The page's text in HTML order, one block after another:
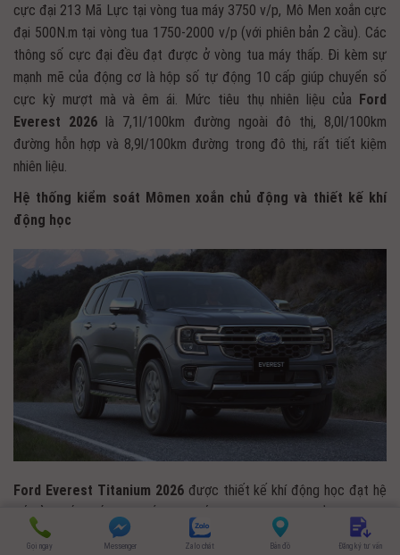
cực đại 213 Mã Lực tại vòng tua máy 3750 v/p, Mô Men xoắn cực
đại 500N.m tại vòng tua 1750-2000 v/p (với phiên bản 2 cầu). Các
thông số cực đại đều đạt được ở vòng tua máy thấp. Đi kèm sự
mạnh mẽ của động cơ là hộp số tự động 10 cấp giúp chuyển số
cực kỳ mượt mà và êm ái. Mức tiêu thụ nhiên liệu của Ford
Everest 2026 là 7,1l/100km đường ngoài đô thị, 8,0l/100km
đường hỗn hợp và 8,9l/100km đường trong đô thị, rất tiết kiệm
nhiên liệu.
Hệ thống kiểm soát Mômen xoắn chủ động và thiết kế khí
động học
Ford Everest Titanium 2026được thiết kế khí động học đạt hệ
số cản thấp nhất giúp tiết kiệm tối đa nhiên liệu có thể. Tính năng
kiểm soát mô men xoắn chủ động của
Ford Everest
sẽ tự động
0966665593 Yêu cầu báo giá
Gọi ngay Messenger Zalo chát Bản đồ Đăng ký tư vấn